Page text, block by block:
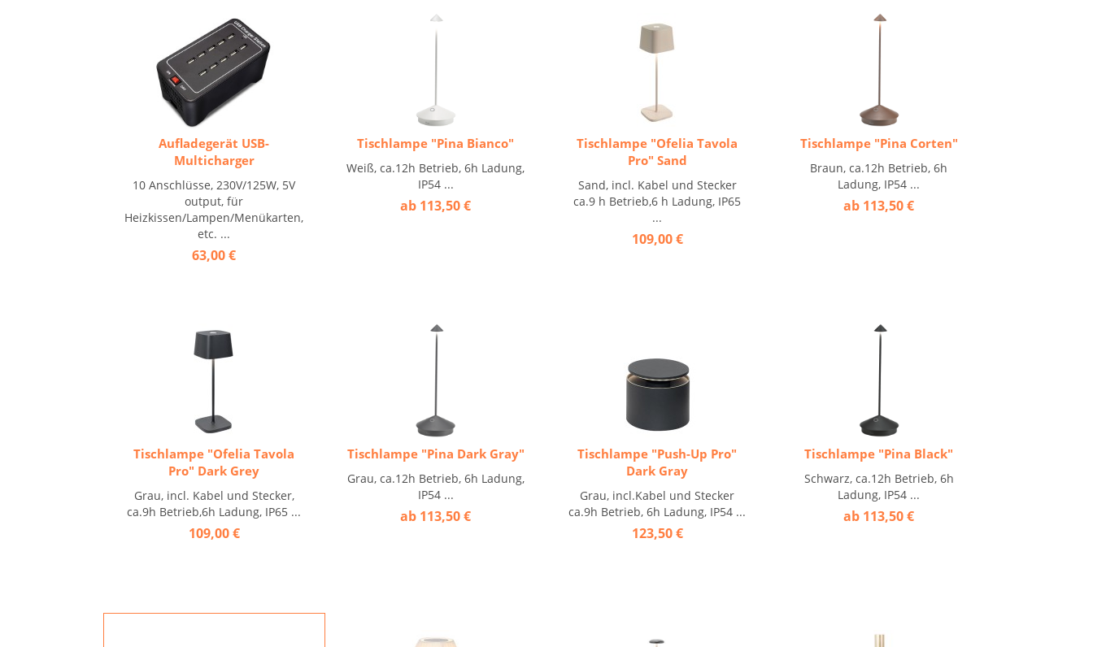
Aufladegerät USB-
Multicharger
10 Anschlüsse, 230V/125W, 5V
output, für
Heizkissen/Lampen/Menükarten,
etc. ...
63,00 €
Tischlampe "Pina Bianco"
Weiß, ca.12h Betrieb, 6h Ladung,
IP54 ...
ab 113,50 €
Tischlampe "Ofelia Tavola
Pro" Sand
Sand, incl. Kabel und Stecker
ca.9 h Betrieb,6 h Ladung, IP65
...
109,00 €
Tischlampe "Pina Corten"
Braun, ca.12h Betrieb, 6h
Ladung, IP54 ...
ab 113,50 €
Tischlampe "Ofelia Tavola
Pro" Dark Grey
Grau, incl. Kabel und Stecker,
ca.9h Betrieb,6h Ladung, IP65 ...
109,00 €
Tischlampe "Pina Dark Gray"
Grau, ca.12h Betrieb, 6h Ladung,
IP54 ...
ab 113,50 €
Tischlampe "Push-Up Pro"
Dark Gray
Grau, incl.Kabel und Stecker
ca.9h Betrieb, 6h Ladung, IP54 ...
123,50 €
Tischlampe "Pina Black"
Schwarz, ca.12h Betrieb, 6h
Ladung, IP54 ...
ab 113,50 €